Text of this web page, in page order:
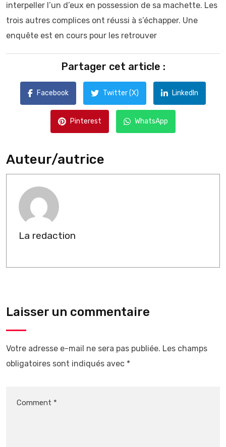
interpeller l’un d’eux en possession de sa machette. Les
trois autres complices ont réussi à s’échapper. Une
enquête est en cours pour les retrouver
Partager cet article :
Facebook Twitter (X) LinkedIn
Pinterest WhatsApp
Auteur/autrice
La redaction
Laisser un commentaire
Votre adresse e-mail ne sera pas publiée. Les champs
obligatoires sont indiqués avec *